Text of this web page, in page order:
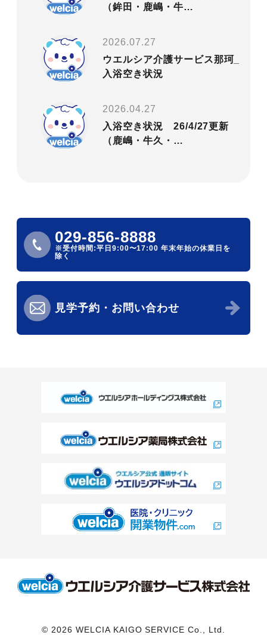
（鉾田・鹿嶋・牛…
2026.07.27
ウエルシア介護サービス那珂_
入浴空き状況
2026.04.27
入浴空き状況 26/4/27更新
（鹿嶋・牛久・…
029-856-8888
※受付時間:平日9:00〜17:00年末年始の休業日を
除く
見学予約・お問い合わせ
© 2026 WELCIA KAIGO SERVICE Co., Ltd.